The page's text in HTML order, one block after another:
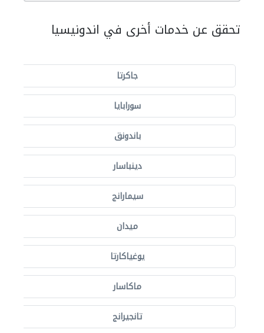
تحقق عن خدمات أخرى في اندونيسيا
جاكرتا
سورابايا
باندونق
دينباسار
سيمارانج
ميدان
يوغياكارتا
ماكاسار
تانجيرانج